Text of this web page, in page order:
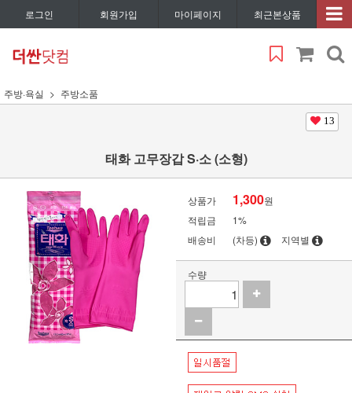
로그인 회원가입 마이페이지 최근본상품
주방·욕실 주방소품
13
태화 고무장갑 S·소 (소형)
상품가 1,300원
적립금
1%
배송비
(차등) 지역별
수량